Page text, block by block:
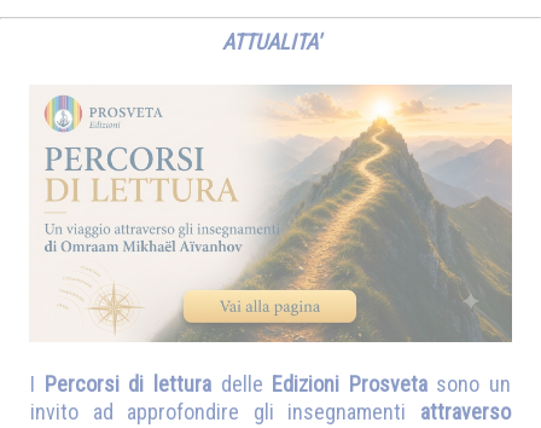
ATTUALITA'
I Percorsi di letturadelle Edizioni Prosvetasono un
invito ad approfondire gli insegnamenti attraverso